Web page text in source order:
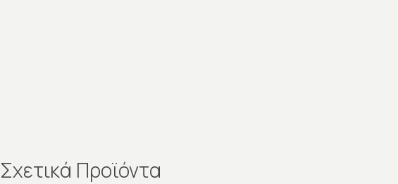
Σχετικά Προϊόντα